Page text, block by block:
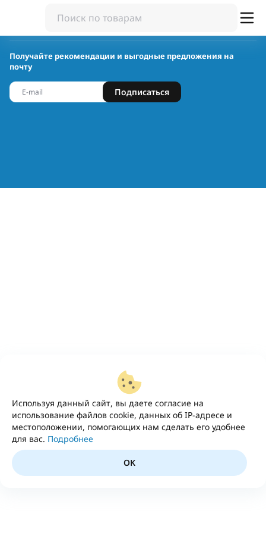
Используя данный сайт, вы даете согласие на
использование файлов cookie, данных об IP-адресе и
местоположении, помогающих нам сделать его удобнее
для вас. Подробнее
OK
Получайте рекомендации и выгодные предложения на
почту
Подписаться